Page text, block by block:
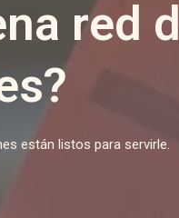
red
están listos para servirle.